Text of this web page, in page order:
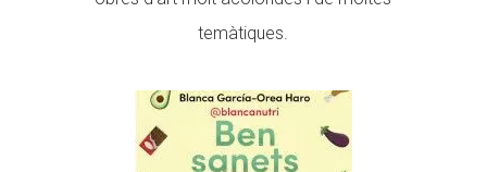
temàtiques.